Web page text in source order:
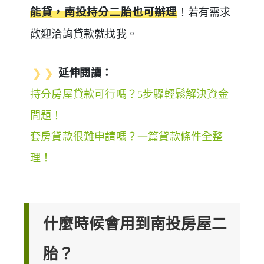
能貸，南投持分二胎也可辦理！若有需求
歡迎洽詢貸款就找我。
❯ ❯ 延伸閱讀：
持分房屋貸款可行嗎？5步驟輕鬆解決資金
問題！
套房貸款很難申請嗎？一篇貸款條件全整
理！
什麼時候會用到南投房屋二
胎？